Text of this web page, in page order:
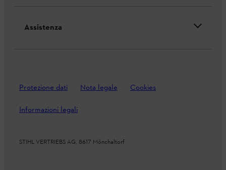
Assistenza
Protezione dati Nota legale Cookies
Informazioni legali
STIHL VERTRIEBS AG, 8617 Mönchaltorf